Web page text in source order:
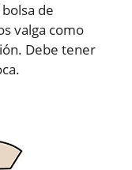
de
valga como
Debe tener